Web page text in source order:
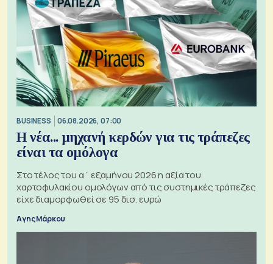
BUSINESS 06.08.2026, 07:00
Η νέα... μηχανή κερδών για τις τράπεζες
είναι τα ομόλογα
Στο τέλος του α΄ εξαμήνου 2026 η αξία του
χαρτοφυλακίου ομολόγων από τις συστημικές τράπεζες
είχε διαμορφωθεί σε 95 δισ. ευρώ
Αγης Μάρκου